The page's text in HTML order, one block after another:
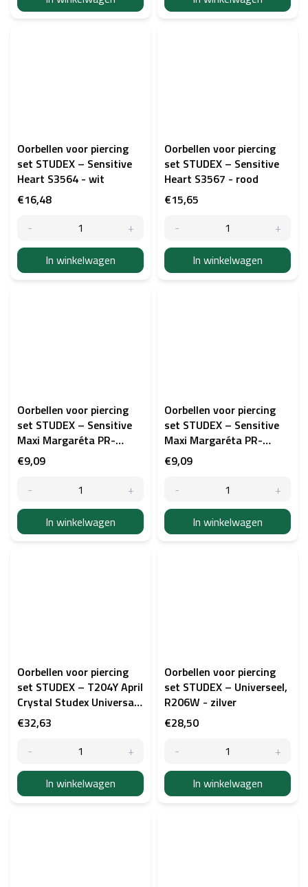
Oorbellen voor piercing
set STUDEX – Sensitive
Heart S3564 - wit
€16,48
In winkelwagen
Oorbellen voor piercing
set STUDEX – Sensitive
Heart S3567 - rood
€15,65
In winkelwagen
Oorbellen voor piercing
set STUDEX – Sensitive
Maxi Margaréta PR-
LD6004W - wit
€9,09
In winkelwagen
Oorbellen voor piercing
set STUDEX – Sensitive
Maxi Margaréta PR-
LD6004Y - verguld
€9,09
In winkelwagen
Oorbellen voor piercing
set STUDEX – T204Y April
Crystal Studex Universal
Baby - goudkleurig
€32,63
In winkelwagen
Oorbellen voor piercing
set STUDEX – Universeel,
R206W - zilver
€28,50
In winkelwagen